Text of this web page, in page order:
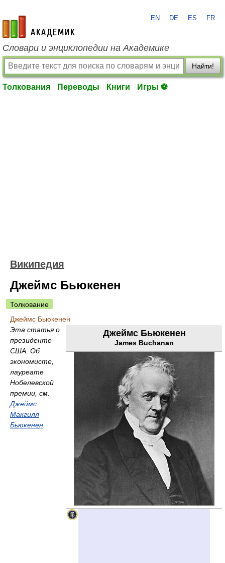
academic.ru
EN DE ES FR
Словари и энциклопедии на Академике
Найти!
Толкования Переводы Книги Игры ⚽
Википедия
Джеймс Бьюкенен
Толкование
Джеймс Бьюкенен
Джеймс Бьюкенен
James Buchanan
Эта статья о
президенте
США. Об
экономисте,
лауреате
Нобелевской
премии, см.
Джеймс
Макгилл
Бьюкенен